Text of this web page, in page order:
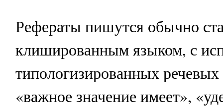
Рефераты пишутся обычно
клишированным языком, с
типологизированных речевых
«важное значение имеет»,